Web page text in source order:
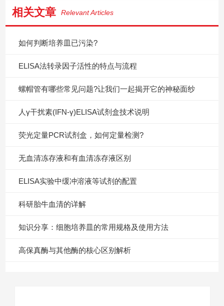
相关文章 Relevant Articles
如何判断培养皿已污染?
ELISA法转录因子活性的特点与流程
螺帽管有哪些常见问题?让我们一起揭开它的神秘面纱
人γ干扰素(IFN-γ)ELISA试剂盒技术说明
荧光定量PCR试剂盒，如何定量检测?
无血清冻存液和有血清冻存液区别
ELISA实验中缓冲溶液等试剂的配置
科研胎牛血清的详解
知识分享：细胞培养皿的常用规格及使用方法
高保真酶与其他酶的核心区别解析